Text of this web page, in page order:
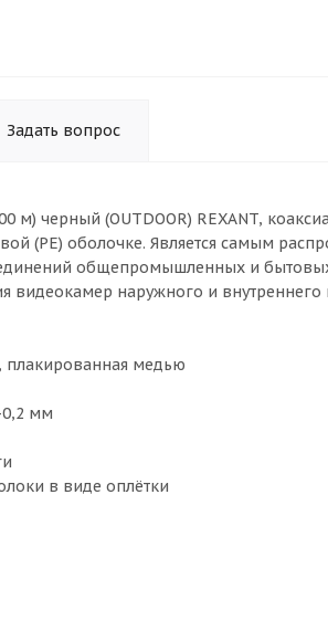
Задать вопрос
м) черный (OUTDOOR) REXANT,
(PE) оболочке. Является самым
общепромышленных и бытовых
видеокамер наружного и
плакированная медью
0,2 мм
в виде оплётки